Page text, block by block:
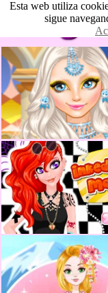
Esta web utiliza
sigue